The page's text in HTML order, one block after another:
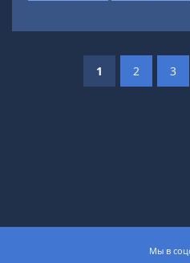
1 2 3
Мы в